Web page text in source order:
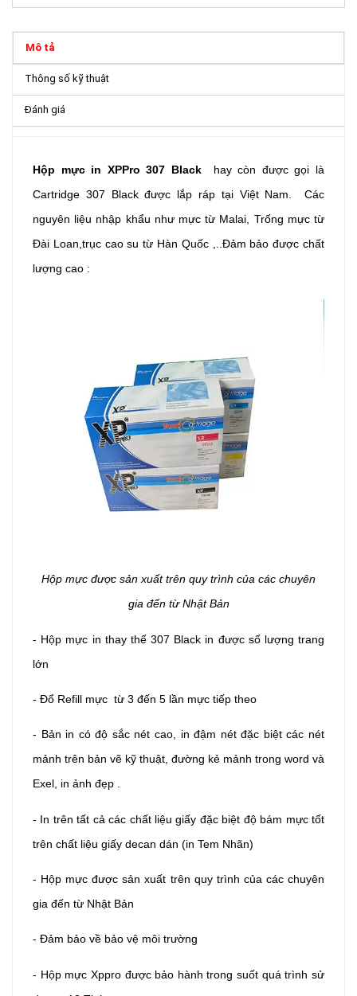
Mô tả
Thông số kỹ thuật
Đánh giá
Hộp mực in XPPro 307 Black
hay còn được gọi là
Cartridge 307
Black được lắp ráp tại Việt Nam. Các
nguyên liệu nhập khẩu như mực từ Malai, Trống mực từ
Đài Loan,trục cao su từ Hàn Quốc ,..Đảm bảo được chất
lượng cao :
Hộp mực được sản xuất trên quy trình của các chuyên
gia đến từ Nhật Bản
- Hộp mực in thay thế 307 Black in được số lượng trang
lớn
- Đổ Refill mực từ 3 đến 5 lần mực tiếp theo
- Bản in có độ sắc nét cao, in đậm nét đặc biệt các nét
mảnh trên bản vẽ kỹ thuật, đường kẻ mảnh trong word và
Exel, in ảnh đẹp .
- In trên tất cả các chất liệu giấy đặc biệt độ bám mực tốt
trên chất liệu giấy decan dán (in Tem Nhãn)
- Hộp mực được sản xuất trên quy trình của các chuyên
gia đến từ Nhật Bản
- Đảm bảo về bảo vệ môi trường
- Hộp mực Xppro được bảo hành trong suốt quá trình sử